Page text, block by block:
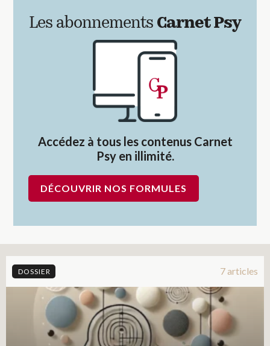
Les abonnements Carnet Psy
Accédez à tous les contenus Carnet
Psy en illimité.
DÉCOUVRIR NOS FORMULES
DOSSIER 7 articles